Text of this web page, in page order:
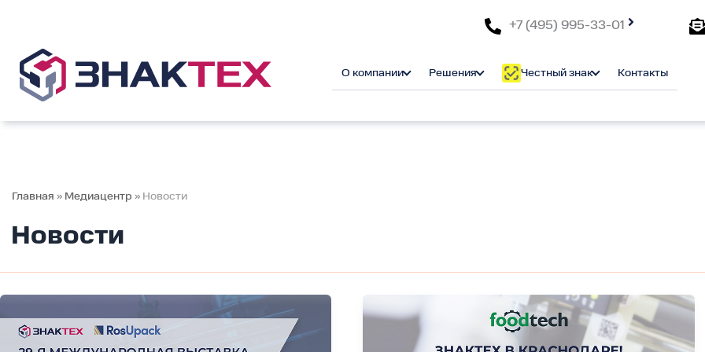
+7 (495) 995-33-01
О компании Решения Честный знак Контакты
Главная » Медиацентр » Новости
Новости
на
выставку
в
Краснодаре!